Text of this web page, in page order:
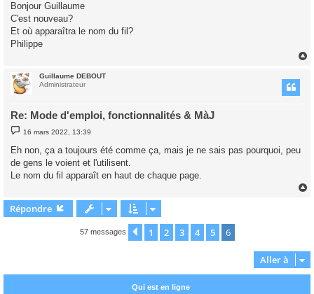
s
a
e
Bonjour Guillaume
C'est nouveau?
Et où apparaîtra le nom du fil?
Philippe
Guillaume DEBOUT
Administrateur
Re: Mode d'emploi, fonctionnalités & MàJ
M
e
s
a
g
e
16 mars 2022, 13:39
Eh non, ça a toujours été comme ça, mais je ne sais pas pourquoi, peu
de gens le voient et l'utilisent.
Le nom du fil apparaît en haut de chaque page.
Répondre
57 messages Précédente
1 2 3 4 5 6
Aller à
Qui est en ligne